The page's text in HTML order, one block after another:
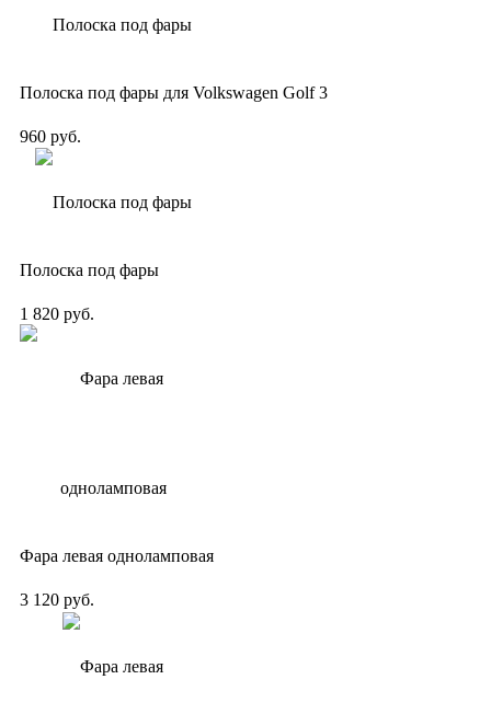
Полоска под фары для Volkswagen Golf 3
960 руб.
Полоска под фары
1 820 руб.
Фара левая одноламповая
3 120 руб.